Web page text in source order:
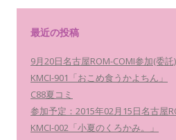
最近の投稿
9月20日名古屋ROM-COMI参加(委託)
KMCI-901「おこめ食うかよちん」
C88夏コミ
参加予定：2015年02月15日名古屋
KMCI-002「小夏のくろかみ。」